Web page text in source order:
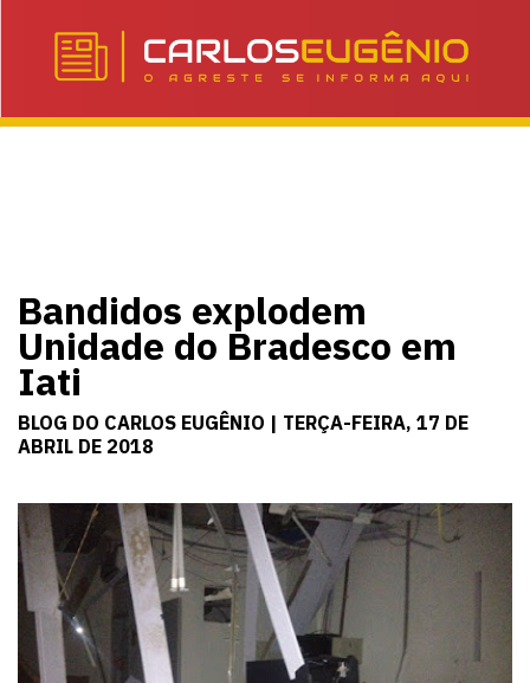
Bandidos explodem
Unidade do Bradesco em
Iati
BLOG DO CARLOS EUGÊNIO | TERÇA-FEIRA, 17 DE
ABRIL DE 2018